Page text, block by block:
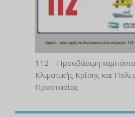
112 – Προσβάσιμη
Κλιματικής Κρίσης και
Προστασίας